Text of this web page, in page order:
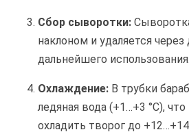
Сбор сыворотки:
наклоном и удаляется
дальнейшего использования.
Охлаждение: В трубки
ледяная вода (+1…+3 °С),
охладить творог до